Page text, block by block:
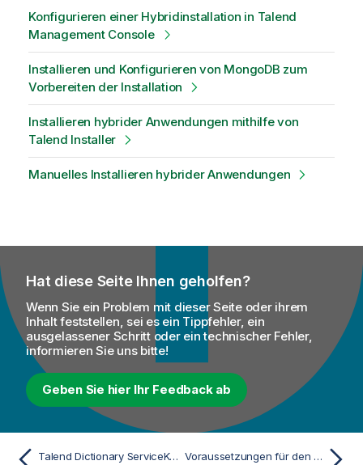
Konfigurieren einer Hybridinstallation in Talend
Management Console
Installieren und Konfigurieren von MongoDB zum
Vorbereiten der Installation
Installieren hybrider Anwendungen mithilfe von
Talend Installer
Manuelles Installieren hybrider Anwendungen
Hat diese Seite Ihnen geholfen?
Wenn Sie ein Problem mit dieser Seite oder ihrem
Inhalt feststellen, sei es ein Tippfehler, ein
ausgelassener Schritt oder ein technischer Fehler,
informieren Sie uns bitte!
Geben Sie hier Ihr Feedback ab
Talend Dictionary ServiceKönnen Talend Data Preparation und Talend Data Stewardship dieselben Instanz von verwenden? Voraussetzungen für den Hybridmodus